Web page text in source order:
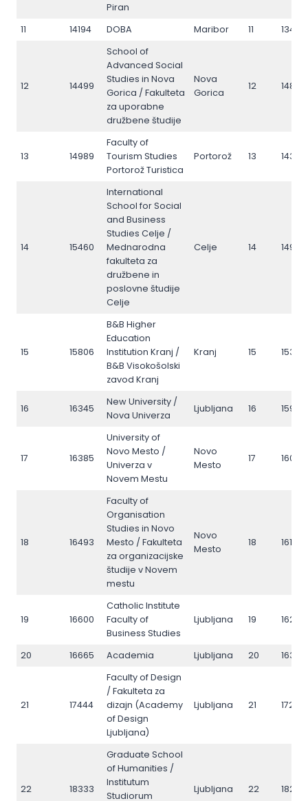
Piran
11 14194 DOBA Maribor 11 13424
12 14499
School of
Advanced Social
Studies in Nova
Gorica / Fakulteta
za uporabne
družbene študije
Nova
Gorica
12 14897
13 14989
Faculty of
Tourism Studies
Portorož Turistica
Portorož 13 14362
14 15460
International
School for Social
and Business
Studies Celje /
Mednarodna
fakulteta za
družbene in
poslovne študije
Celje
Celje 14 14923
15 15806
B&B Higher
Education
Institution Kranj /
B&B Visokošolski
zavod Kranj
Kranj 15 15350
16 16345
New University /
Nova Univerza
Ljubljana 16 15970
17 16385
University of
Novo Mesto /
Univerza v
Novem Mestu
Novo
Mesto
17 16043
18 16493
Faculty of
Organisation
Studies in Novo
Mesto / Fakulteta
za organizacijske
študije v Novem
mestu
Novo
Mesto
18 16150
19 16600
Catholic Institute
Faculty of
Business Studies
Ljubljana 19 16263
20 16665 Academia Ljubljana 20 16323
21 17444
Faculty of Design
/ Fakulteta za
dizajn (Academy
of Design
Ljubljana)
Ljubljana 21 17244
22 18333
Graduate School
of Humanities /
Institutum
Studiorum
Ljubljana 22 18283